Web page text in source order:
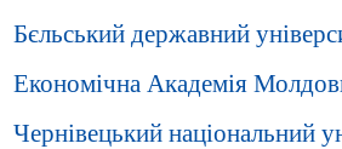
Бєльський державний
Економічна Академія
Чернівецький національний